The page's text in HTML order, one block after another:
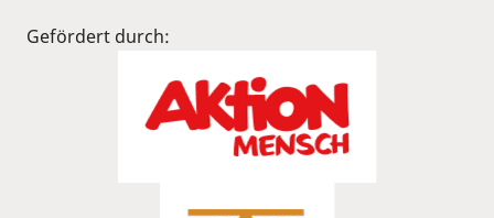
Gefördert durch: